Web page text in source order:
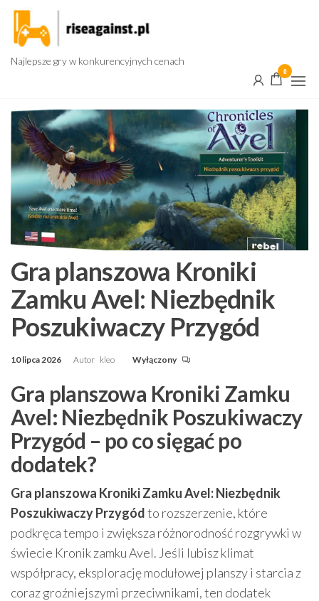
Przejdź
treści
Najlepsze gry w konkurencyjnych cenach
0
Gra planszowa Kroniki
Zamku Avel: Niezbędnik
Poszukiwaczy Przygód
10 lipca 2026 Autor kleo Wyłączony
Gra planszowa Kroniki Zamku
Avel: Niezbędnik Poszukiwaczy
Przygód – po co sięgać po
dodatek?
Gra planszowa Kroniki Zamku Avel: Niezbędnik
Poszukiwaczy Przygódto rozszerzenie, które
podkręca tempo i zwiększa różnorodność rozgrywki w
świecie Kronik zamku Avel. Jeśli lubisz klimat
współpracy, eksplorację modułowej planszy i starcia z
coraz groźniejszymi przeciwnikami, ten dodatek